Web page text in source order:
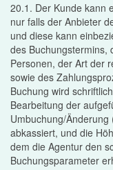
20.1. Der Kunde kann
nur falls der Anbieter
und diese kann
des Buchungstermins,
Personen, der Art der
sowie des
Buchung wird
Bearbeitung der
Umbuchung/
abkassiert, und die
dem die Agentur den
Buchungsparameter